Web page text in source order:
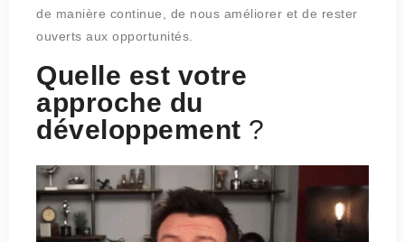
de manière continue, de nous améliorer et de rester
ouverts aux opportunités.
Quelle est votre
approche du
développement ?